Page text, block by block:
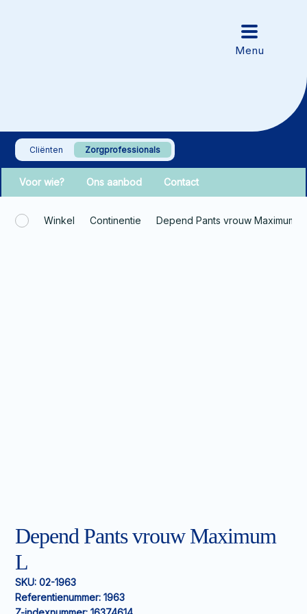
Cliënten Zorgprofessionals
Voor wie? Ons aanbod Contact
Winkel Continentie Depend Pants vrouw Maximum L
Depend Pants vrouw Maximum
L
SKU: 02-1963
Referentienummer: 1963